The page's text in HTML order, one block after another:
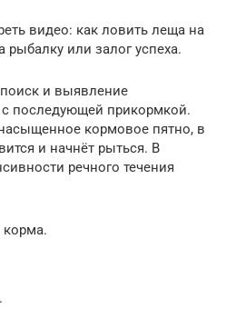
видео: как ловить леща на
рыбалку или залог успеха.
и выявление
с последующей прикормкой.
кормовое пятно, в
и начнёт рыться. В
речного течения
корма.